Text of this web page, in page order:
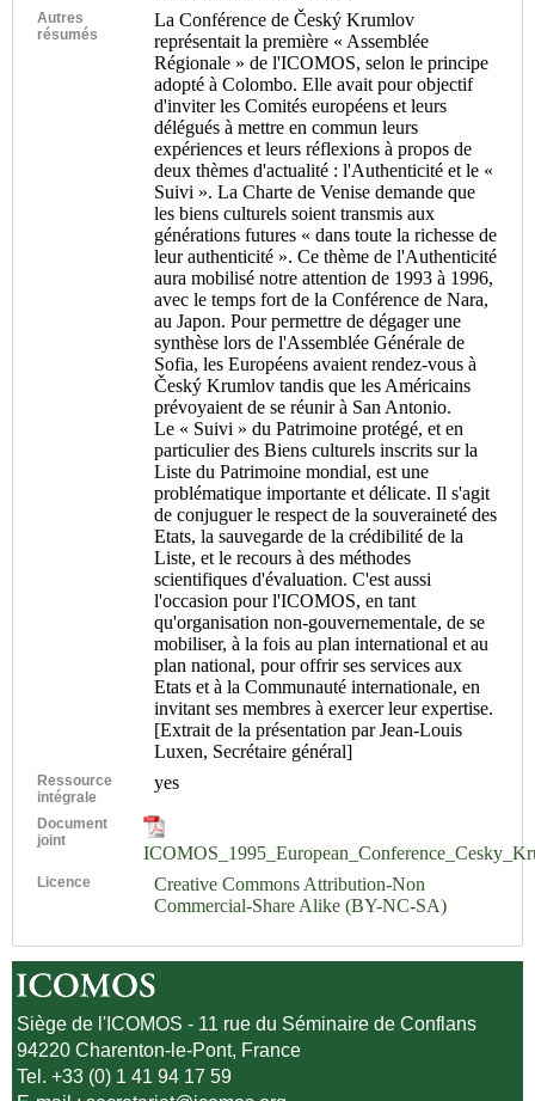
Autres
résumés
La Conférence de Český Krumlov
représentait la première « Assemblée
Régionale » de l'ICOMOS, selon le principe
adopté à Colombo. Elle avait pour objectif
d'inviter les Comités européens et leurs
délégués à mettre en commun leurs
expériences et leurs réflexions à propos de
deux thèmes d'actualité : l'Authenticité et le «
Suivi ». La Charte de Venise demande que
les biens culturels soient transmis aux
générations futures « dans toute la richesse de
leur authenticité ». Ce thème de l'Authenticité
aura mobilisé notre attention de 1993 à 1996,
avec le temps fort de la Conférence de Nara,
au Japon. Pour permettre de dégager une
synthèse lors de l'Assemblée Générale de
Sofia, les Européens avaient rendez-vous à
Český Krumlov tandis que les Américains
prévoyaient de se réunir à San Antonio.
Le « Suivi » du Patrimoine protégé, et en
particulier des Biens culturels inscrits sur la
Liste du Patrimoine mondial, est une
problématique importante et délicate. Il s'agit
de conjuguer le respect de la souveraineté des
Etats, la sauvegarde de la crédibilité de la
Liste, et le recours à des méthodes
scientifiques d'évaluation. C'est aussi
l'occasion pour l'ICOMOS, en tant
qu'organisation non-gouvernementale, de se
mobiliser, à la fois au plan international et au
plan national, pour offrir ses services aux
Etats et à la Communauté internationale, en
invitant ses membres à exercer leur expertise.
[Extrait de la présentation par Jean-Louis
Luxen, Secrétaire général]
Ressource
intégrale
yes
Document
joint
Licence
Creative Commons Attribution-Non
Commercial-Share Alike (BY-NC-SA)
Siège de l'ICOMOS - 11 rue du Séminaire de Conflans
94220 Charenton-le-Pont, France
Tel. +33 (0) 1 41 94 17 59